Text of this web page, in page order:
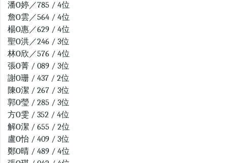
潘O婷／785 / 4位
詹O雲／564 / 4位
楊O惠／629 / 4位
聖O洪／246 / 3位
林O欣／576 / 4位
張O菁 / 089 / 3位
謝O珊 / 437 / 2位
陳O潔 / 267 / 3位
郭O瑩 / 285 / 3位
方O雯 / 352 / 4位
解O潔 / 655 / 2位
盧O怡 / 409 / 3位
鄭O晴 / 489 / 4位